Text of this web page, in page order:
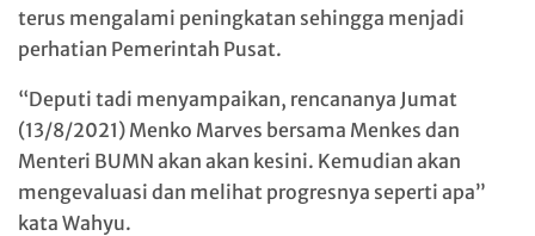
terus mengalami peningkatan sehingga menjadi
perhatian Pemerintah Pusat.
“Deputi tadi menyampaikan, rencananya Jumat
(13/8/2021) Menko Marves bersama Menkes dan
Menteri BUMN akan akan kesini. Kemudian akan
mengevaluasi dan melihat progresnya seperti apa”
kata Wahyu.